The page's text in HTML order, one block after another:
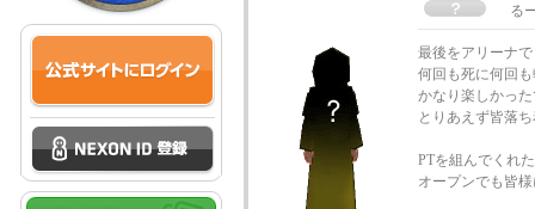
る
最後をアリーナ
何回も死に何回
かなり楽しかっ
とりあえず皆落
PTを組んでくれ
オープンでも皆